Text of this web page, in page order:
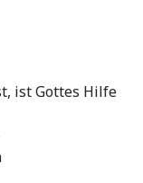
ist Gottes Hilfe